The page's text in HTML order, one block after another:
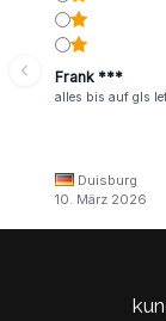
Frank ***
alles bis auf gls
Duisburg
10. März 2026